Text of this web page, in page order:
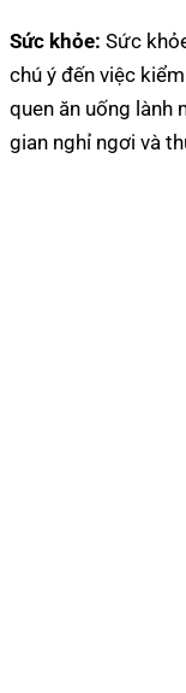
Sức khỏe: Sức
chú ý đến việc
quen ăn uống lành
gian nghỉ ngơi và